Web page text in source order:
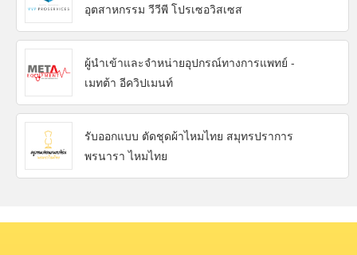
อุตสาหกรรม วีวีพี โปรเซอวิสเซส
ผู้นำเข้าและจำหน่ายอุปกรณ์ทางการแพทย์ -
เมทต้า อีควิปเมนท์
รับออกแบบ ตัดชุดผ้าไหมไทย สมุทรปราการ
พรนารา ไหมไทย